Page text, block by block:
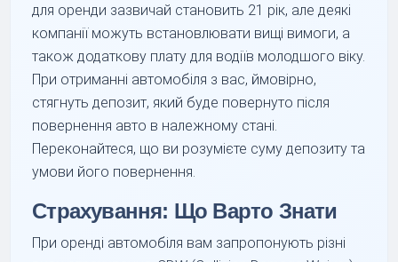
для оренди зазвичай становить 21 рік, але деякі
компанії можуть встановлювати вищі вимоги, а
також додаткову плату для водіїв молодшого віку.
При отриманні автомобіля з вас, ймовірно,
стягнуть депозит, який буде повернуто після
повернення авто в належному стані.
Переконайтеся, що ви розумієте суму депозиту та
умови його повернення.
Страхування: Що Варто Знати
При оренді автомобіля вам запропонують різні